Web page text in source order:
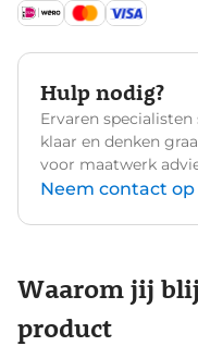
Hulp nodig?
Ervaren
klaar en denken
voor maatwerk
Neem contact op
Waarom jij
product